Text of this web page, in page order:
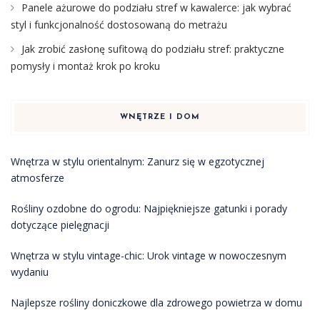
Panele ażurowe do podziału stref w kawalerce: jak wybrać
styl i funkcjonalność dostosowaną do metrażu
Jak zrobić zasłonę sufitową do podziału stref: praktyczne
pomysły i montaż krok po kroku
WNĘTRZE I DOM
Wnętrza w stylu orientalnym: Zanurz się w egzotycznej
atmosferze
Rośliny ozdobne do ogrodu: Najpiękniejsze gatunki i porady
dotyczące pielęgnacji
Wnętrza w stylu vintage-chic: Urok vintage w nowoczesnym
wydaniu
Najlepsze rośliny doniczkowe dla zdrowego powietrza w domu